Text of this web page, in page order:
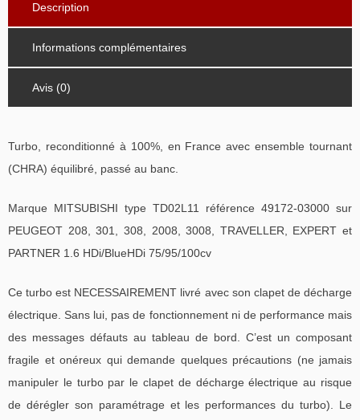
Description
Informations complémentaires
Avis (0)
Turbo, reconditionné à 100%, en France avec ensemble tournant
(CHRA) équilibré, passé au banc.
Marque MITSUBISHI type TD02L11 référence 49172-03000 sur
PEUGEOT 208, 301, 308, 2008, 3008, TRAVELLER, EXPERT et
PARTNER 1.6 HDi/BlueHDi 75/95/100cv
Ce turbo est NECESSAIREMENT livré avec son clapet de décharge
électrique. Sans lui, pas de fonctionnement ni de performance mais
des messages défauts au tableau de bord. C’est un composant
fragile et onéreux qui demande quelques précautions (ne jamais
manipuler le turbo par le clapet de décharge électrique au risque
de dérégler son paramétrage et les performances du turbo). Le